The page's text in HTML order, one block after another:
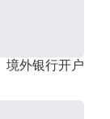
境外银行开户